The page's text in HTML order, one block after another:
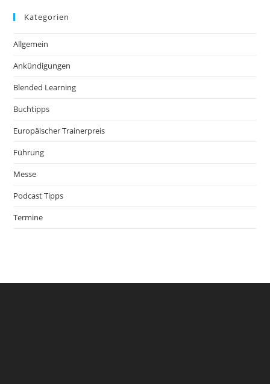
Kategorien
Allgemein
Ankündigungen
Blended Learning
Buchtipps
Europäischer Trainerpreis
Führung
Messe
Podcast Tipps
Termine